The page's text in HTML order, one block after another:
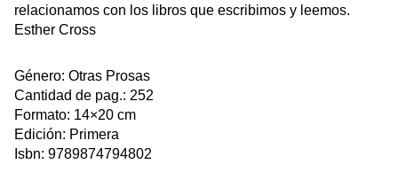
relacionamos con los libros que escribimos y leemos.
Esther Cross
Género: Otras Prosas
Cantidad de pag.: 252
Formato: 14×20 cm
Edición: Primera
Isbn: 9789874794802